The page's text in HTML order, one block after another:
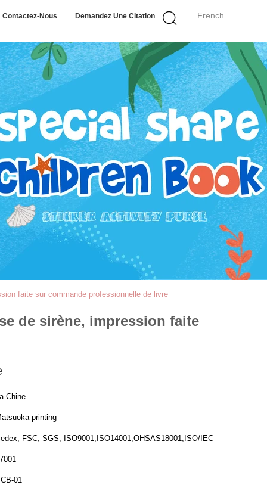
French
Contactez-Nous Demandez Une Citation
faite sur commande professionnelle de livre
de sirène, impression faite
Chine
printing
FSC, SGS, ISO9001,ISO14001,OHSAS18001,ISO/IEC
01